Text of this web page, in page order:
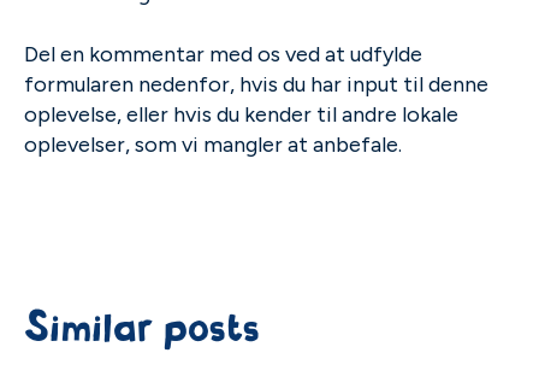
Del en kommentar med os ved at udfylde
formularen nedenfor, hvis du har input til denne
oplevelse, eller hvis du kender til andre lokale
oplevelser, som vi mangler at anbefale.
Similar posts